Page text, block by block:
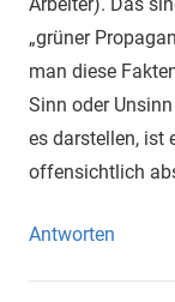
„grüner
man diese
Sinn oder
es darstellen, ist
offensichtlich
Antworten